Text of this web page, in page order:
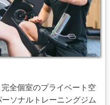
全個室のプライベート空
ソナルトレーニングジム